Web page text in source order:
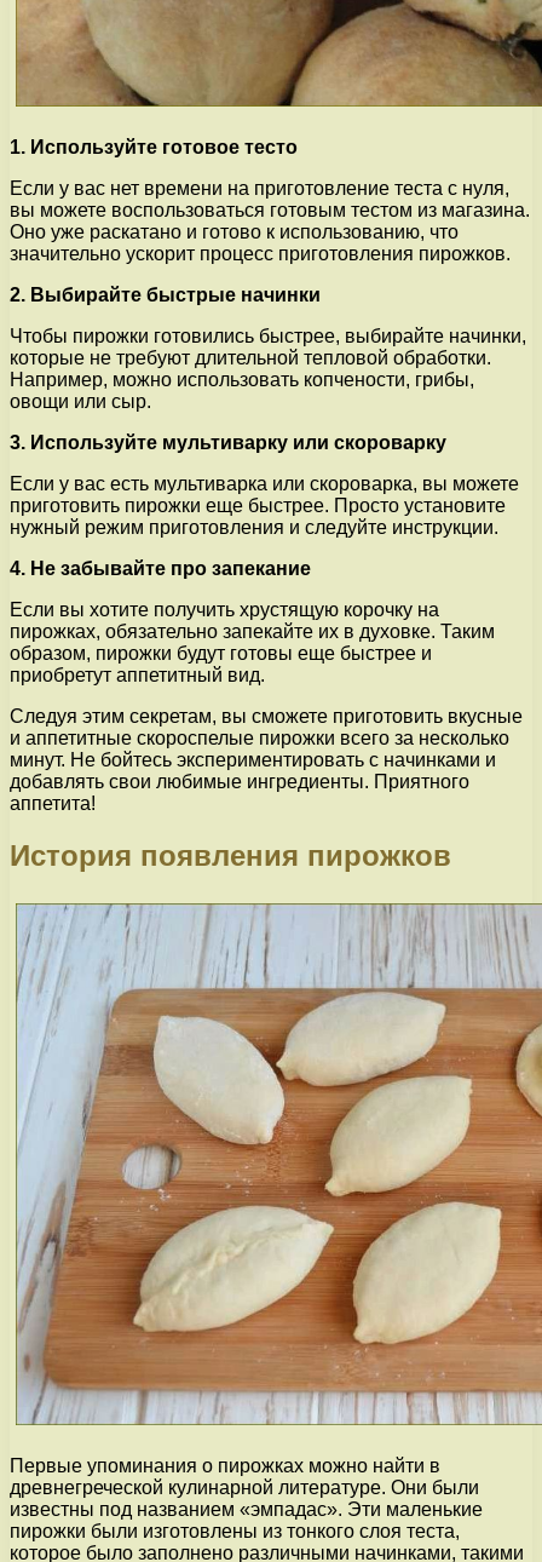
1. Используйте готовое тесто
Если у вас нет времени на приготовление теста с нуля,
вы можете воспользоваться готовым тестом из магазина.
Оно уже раскатано и готово к использованию, что
значительно ускорит процесс приготовления пирожков.
2. Выбирайте быстрые начинки
Чтобы пирожки готовились быстрее, выбирайте начинки,
которые не требуют длительной тепловой обработки.
Например, можно использовать копчености, грибы,
овощи или сыр.
3. Используйте мультиварку или скороварку
Если у вас есть мультиварка или скороварка, вы можете
приготовить пирожки еще быстрее. Просто установите
нужный режим приготовления и следуйте инструкции.
4. Не забывайте про запекание
Если вы хотите получить хрустящую корочку на
пирожках, обязательно запекайте их в духовке. Таким
образом, пирожки будут готовы еще быстрее и
приобретут аппетитный вид.
Следуя этим секретам, вы сможете приготовить вкусные
и аппетитные скороспелые пирожки всего за несколько
минут. Не бойтесь экспериментировать с начинками и
добавлять свои любимые ингредиенты. Приятного
аппетита!
История появления пирожков
Первые упоминания о пирожках можно найти в
древнегреческой кулинарной литературе. Они были
известны под названием «эмпадас». Эти маленькие
пирожки были изготовлены из тонкого слоя теста,
которое было заполнено различными начинками, такими